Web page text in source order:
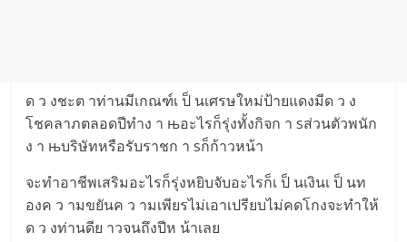
ด ว งชะต าท่านมีเกณฑ์เ ป็ นเศรษใหม่ป้ายแดงมีด ว ง
โชคลาภตลอดปีทำง า њอะไรก็รุ่งทั้งกิจก า sส่วนตัวพนัก
ง า њบริษัทหรือรับราชก า sก็ก้าวหน้า
จะทำอาชีพเสริมอะไรก็รุ่งหยิบจับอะไรก็เ ป็ นเงินเ ป็ นท
องค ว ามขยันค ว ามเพียรไม่เอาเปรียบไม่คดโกงจะทำให้
ด ว งท่านดีย าวจนถึงปีห น้าเลย